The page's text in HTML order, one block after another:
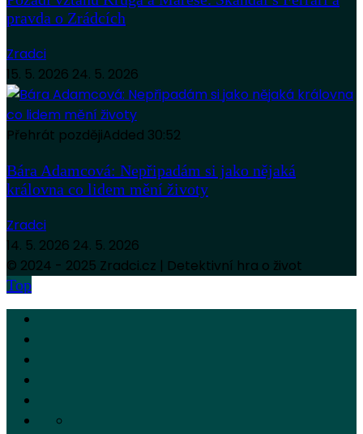
pravda o Zrádcích
Zradci
15. 5. 2026 24. 5. 2026
Přehrát pozdějiAdded 30:52
Bára Adamcová: Nepřipadám si jako nějaká
královna co lidem mění životy
Zradci
14. 5. 2026 24. 5. 2026
© 2024 - 2025 Zradci.cz | Detektivní hra o život
Top